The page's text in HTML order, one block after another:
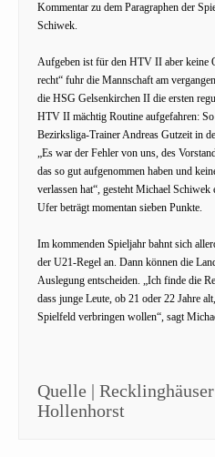
Kommentar zu dem Paragraphen der
Schiwek.
Aufgeben ist für den HTV II aber keine
recht“ fuhr die Mannschaft am
die HSG Gelsenkirchen II die ersten
HTV II mächtig Routine aufgefahren:
Bezirksliga-Trainer Andreas Gutzeit in
„Es war der Fehler von uns, des
das so gut aufgenommen haben und
verlassen hat“, gesteht Michael
Ufer beträgt momentan sieben Punkte.
Im kommenden Spieljahr bahnt sich
der U21-Regel an. Dann können die
Auslegung entscheiden. „Ich finde die
dass junge Leute, ob 21 oder 22 Jahre
Spielfeld verbringen wollen“, sagt
Quelle |
Hollenhorst